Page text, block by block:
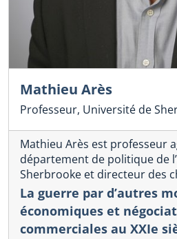
Mathieu Arès
Professeur, Université de
Mathieu Arès est professeur
département de politique de
Sherbrooke et directeur des
La guerre par d’autres
économiques et
commerciales au XXIe